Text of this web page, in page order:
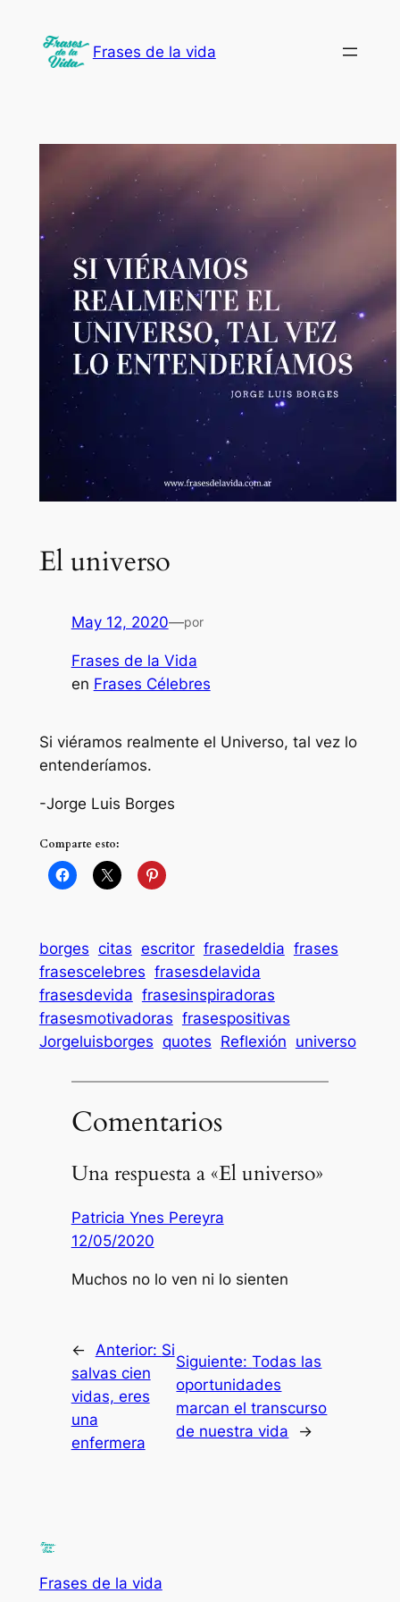
contenido
Frases de la vida
El universo
May 12, 2020—por
Frases de la Vida
en Frases Célebres
Si viéramos realmente el Universo, tal vez lo
entenderíamos.
-Jorge Luis Borges
Comparte esto:
borges citas escritor frasedeldia frases
frasescelebres frasesdelavida
frasesdevida frasesinspiradoras
frasesmotivadoras frasespositivas
Jorgeluisborges quotes Reflexión universo
Comentarios
Una respuesta a «El universo»
Patricia Ynes Pereyra
12/05/2020
Muchos no lo ven ni lo sienten
← Anterior: Si
salvas cien
vidas, eres
una
enfermera
Siguiente:Todas las
oportunidades
marcan el transcurso
de nuestra vida
→
Frases de la vida